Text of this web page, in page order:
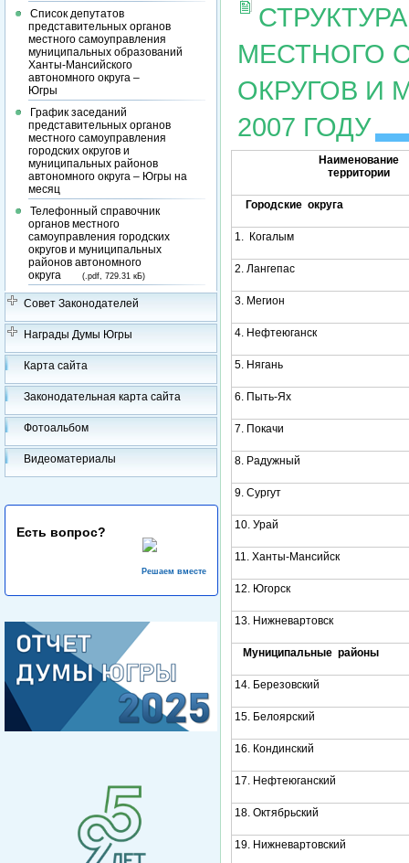
Список депутатов
представительных органов
местного самоуправления
муниципальных образований
Ханты-Мансийского
автономного округа –
Югры
График заседаний
представительных органов
местного самоуправления
городских округов и
муниципальных районов
автономного округа – Югры на
месяц
Телефонный справочник
органов местного
самоуправления городских
округов и муниципальных
районов автономного
округа
(.pdf, 729.31 кБ)
Совет Законодателей
Награды Думы Югры
Карта сайта
Законодательная карта сайта
Фотоальбом
Видеоматериалы
Есть вопрос?
Решаем вместе
МЕСТНОГО
ОКРУГОВ И
2007 ГОДУ
Наименование
территории
Городские округа
1. Когалым
2. Лангепас
3. Мегион
4. Нефтеюганск
5. Нягань
6. Пыть-Ях
7. Покачи
8. Радужный
9. Сургут
10. Урай
11. Ханты-Мансийск
12. Югорск
13. Нижневартовск
Муниципальные районы
14. Березовский
15. Белоярский
16. Кондинский
17. Нефтеюганский
18. Октябрьский
19. Нижневартовский